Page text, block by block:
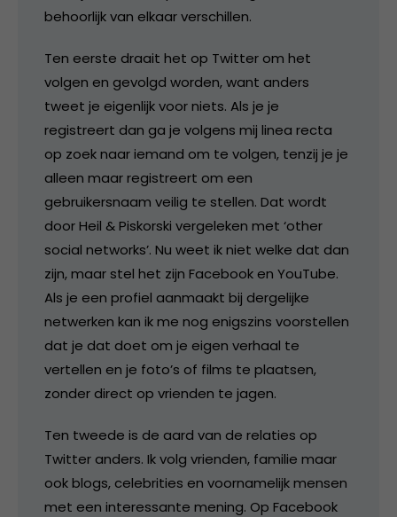
behoorlijk van elkaar verschillen.
Ten eerste draait het op Twitter om het
volgen en gevolgd worden, want anders
tweet je eigenlijk voor niets. Als je je
registreert dan ga je volgens mij linea recta
op zoek naar iemand om te volgen, tenzij je je
alleen maar registreert om een
gebruikersnaam veilig te stellen. Dat wordt
door Heil & Piskorski vergeleken met ‘other
social networks’. Nu weet ik niet welke dat dan
zijn, maar stel het zijn Facebook en YouTube.
Als je een profiel aanmaakt bij dergelijke
netwerken kan ik me nog enigszins voorstellen
dat je dat doet om je eigen verhaal te
vertellen en je foto’s of films te plaatsen,
zonder direct op vrienden te jagen.
Ten tweede is de aard van de relaties op
Twitter anders. Ik volg vrienden, familie maar
ook blogs, celebrities en voornamelijk mensen
met een interessante mening. Op Facebook